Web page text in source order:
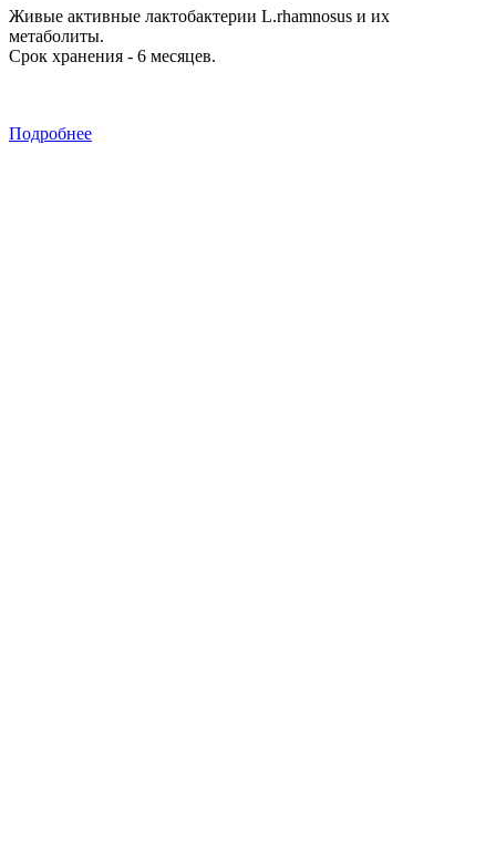
Живые активные лактобактерии L.rhamnosus и их
метаболиты.
Срок хранения - 6 месяцев.
Подробнее